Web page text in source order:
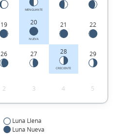
MENGUANTE
19 20
NUEVA
21 22
26 27 28
CRECIENTE
29
2 3 4 5
Luna Llena
Luna Nueva